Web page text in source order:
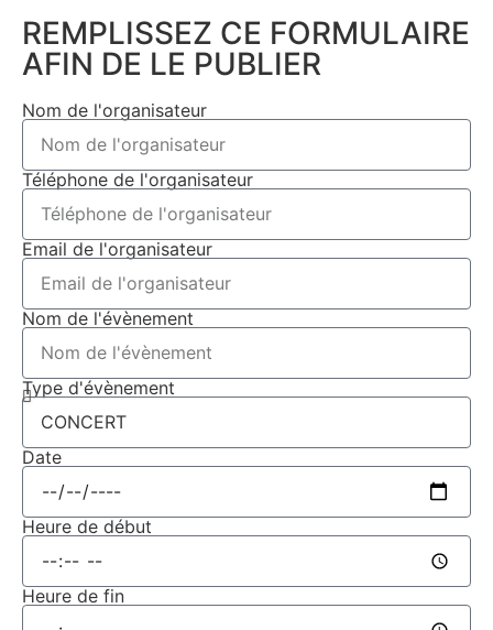
REMPLISSEZ CE FORMULAIRE
AFIN DE LE PUBLIER
Nom de l'organisateur
Téléphone de l'organisateur
Email de l'organisateur
Nom de l'évènement
Type d'évènement
Date
Heure de début
Heure de fin